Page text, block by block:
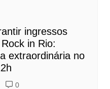
ingressos
in Rio:
extraordinária no
0